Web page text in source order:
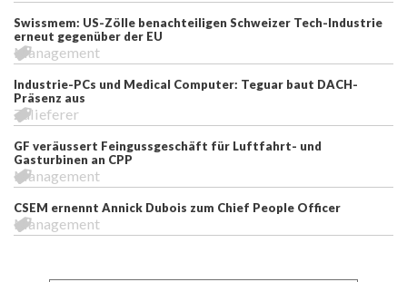
Swissmem: US-Zölle benachteiligen Schweizer Tech-Industrie
erneut gegenüber der EU
Management
Industrie-PCs und Medical Computer: Teguar baut DACH-
Präsenz aus
Zulieferer
GF veräussert Feingussgeschäft für Luftfahrt- und
Gasturbinen an CPP
Management
CSEM ernennt Annick Dubois zum Chief People Officer
Management